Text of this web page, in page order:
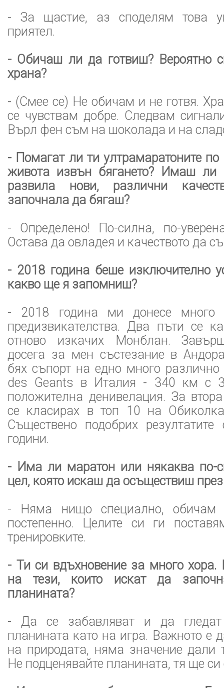
- За щастие, аз споделям това
приятел.
- Обичаш ли да готвиш?
храна?
- (Смее се) Не обичам и не готвя.
се чувствам добре. Следвам
Върл фен съм на шоколада и на
- Помагат ли ти ултрамаратоните
живота извън бягането? Имаш ли
развила нови, различни
започнала да бягаш?
- Определено! По-силна, по-
Остава да овладея и качеството да
- 2018 година беше изключително
какво ще я запомниш?
- 2018 година ми донесе
предизвикателства. Два пъти се
отново изкачих Монблан.
досега за мен състезание в
бях съпорт на едно много различно
des Geants в Италия - 340 км с
положителна денивелация. За
се класирах в топ 10 на
Съществено подобрих
години.
- Има ли маратон или някаква по-
цел, която искаш да осъществиш
- Няма нищо специално, обичам
постепенно. Целите си ги
тренировките.
- Ти си вдъхновение за много хора.
на тези, които искат да
планината?
- Да се забавляват и да
планината като на игра. Важното е
на природата, няма значение дали
Не подценявайте планината, тя ще